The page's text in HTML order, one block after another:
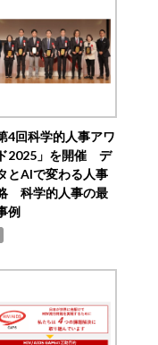
4回科学的人事アワ
2025」を開催 デ
とAIで変わる人事
科学的人事の最
例